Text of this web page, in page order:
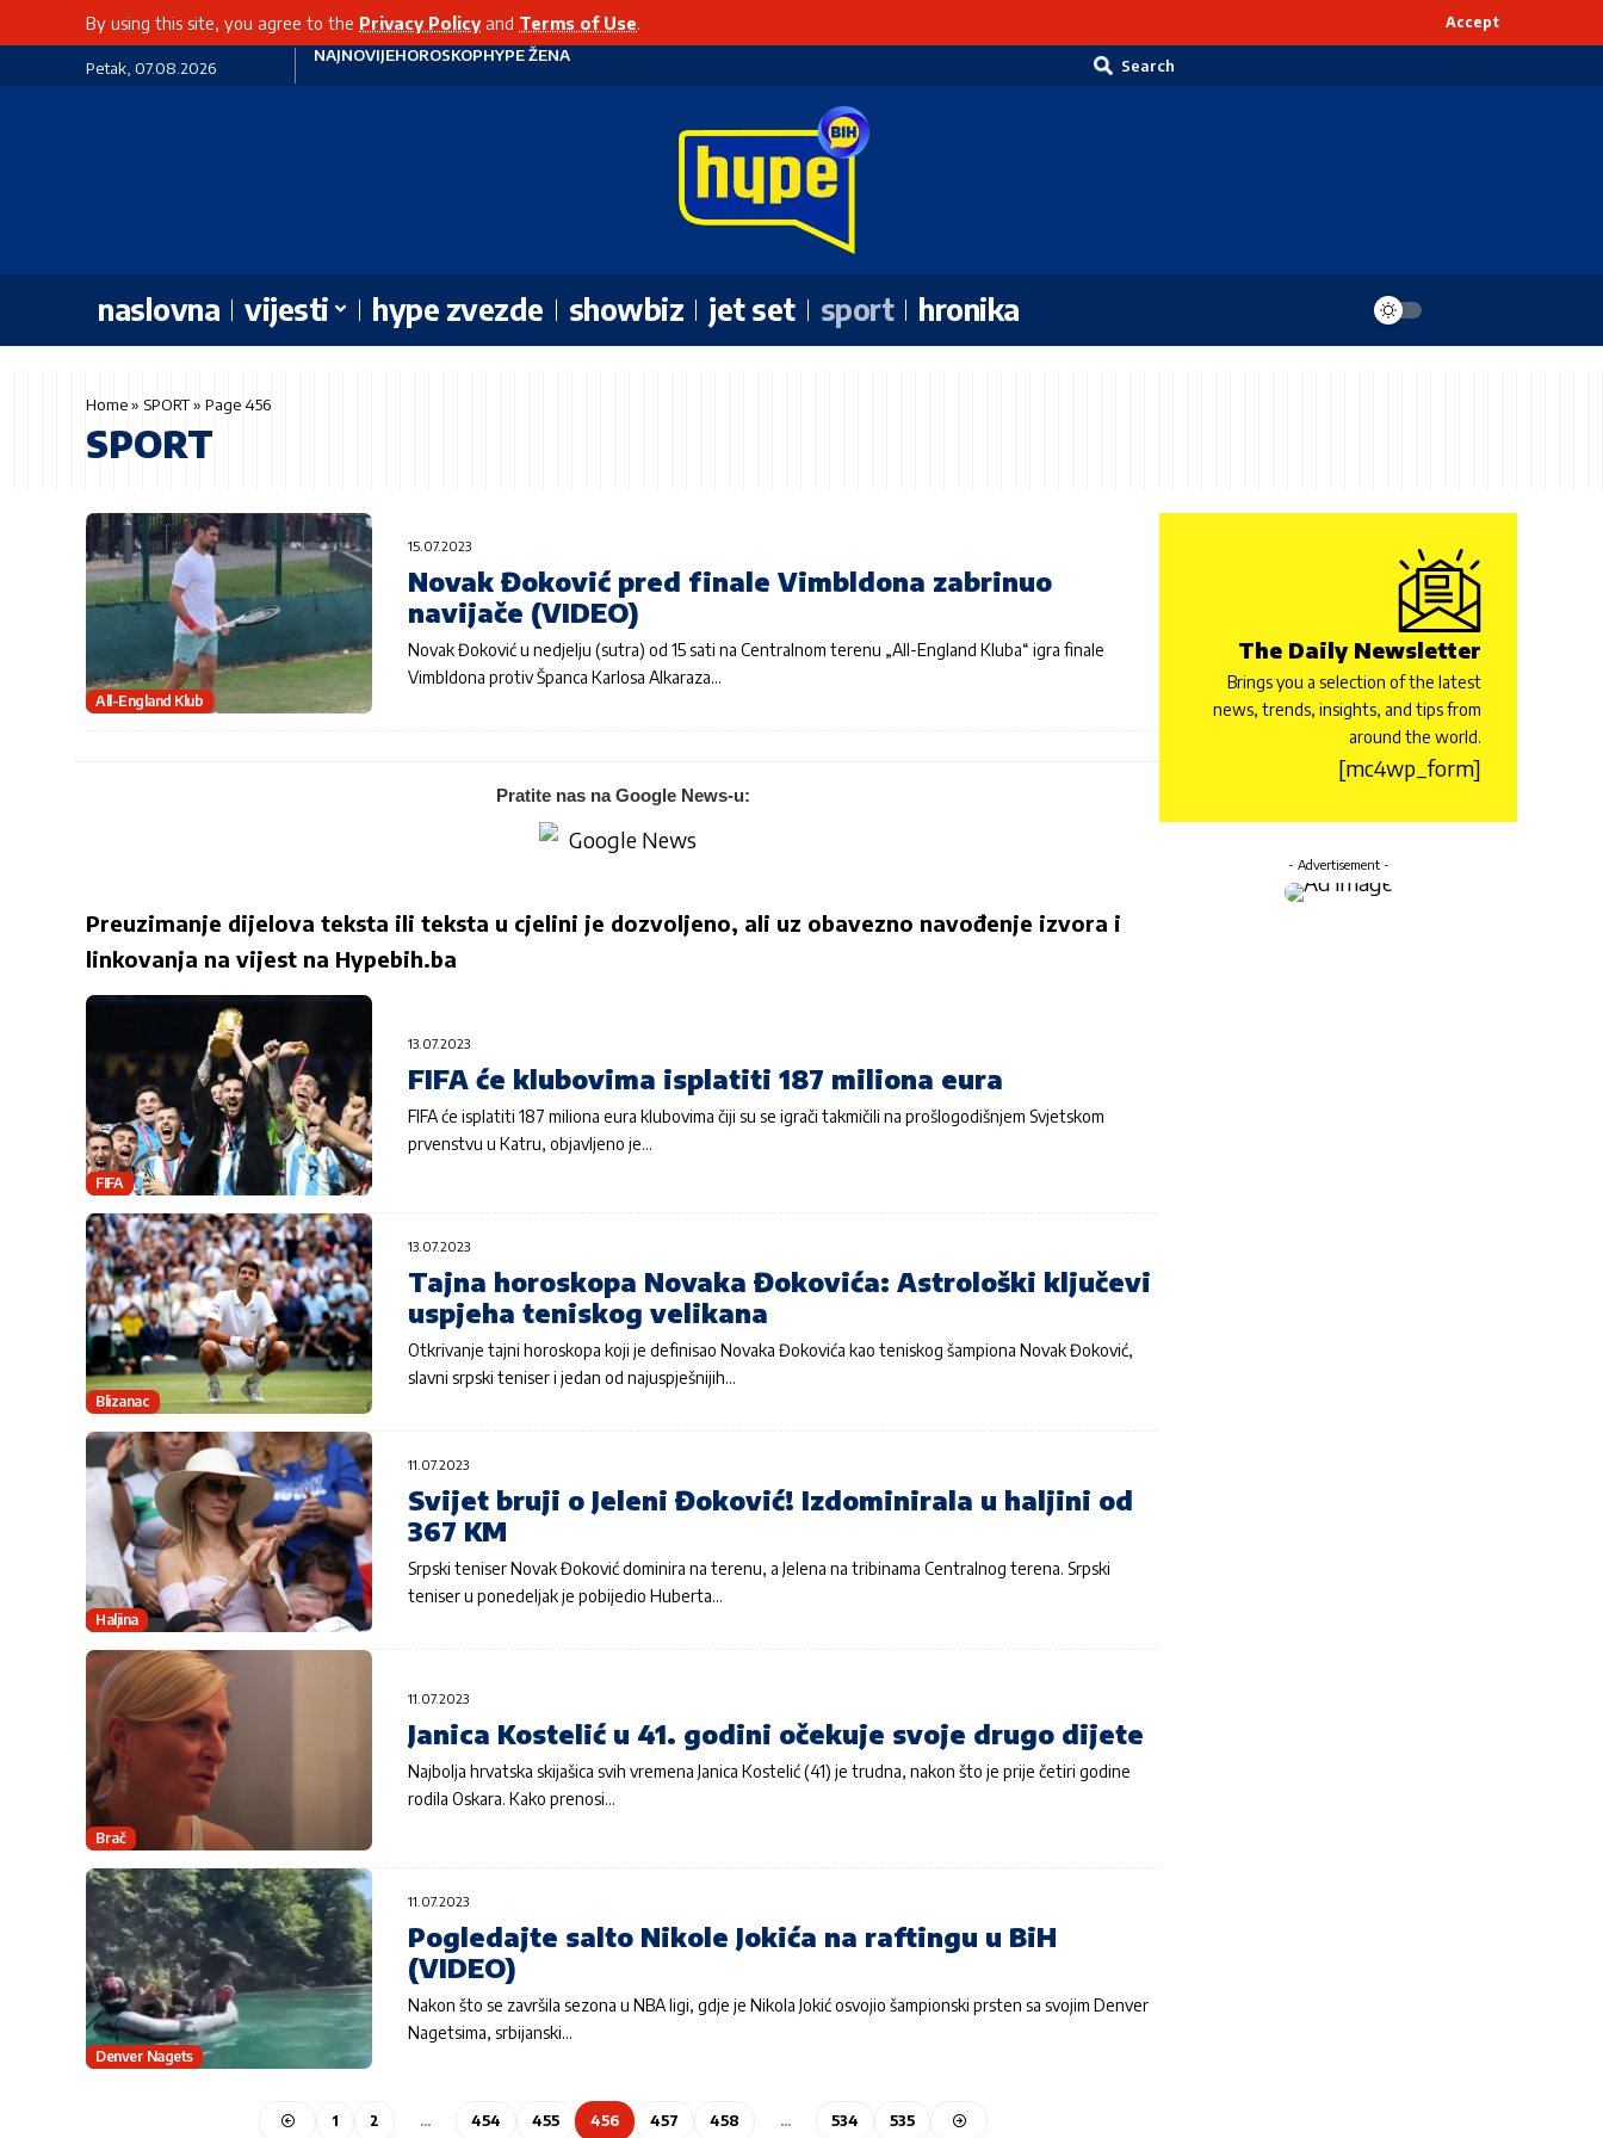
By using this site, you agree to the Privacy Policyand Terms of Use. Accept
Petak, 07.08.2026
NAJNOVIJEHOROSKOPHYPE ŽENA
Search
naslovna vijesti hype zvezde showbiz jet set sport hronika
Home» SPORT» Page 456
SPORT
All-England Klub
15.07.2023
Novak Đoković pred finale Vimbldona zabrinuo
navijače (VIDEO)
Novak Đoković u nedjelju (sutra) od 15 sati na Centralnom terenu „All-England Kluba“ igra finale
Vimbldona protiv Španca Karlosa Alkaraza…
Pratite nas na Google News-u:
Preuzimanje dijelova teksta ili teksta u cjelini je dozvoljeno, ali uz obavezno navođenje izvora i
linkovanja na vijest na Hypebih.ba
FIFA
13.07.2023
FIFA će klubovima isplatiti 187 miliona eura
FIFA će isplatiti 187 miliona eura klubovima čiji su se igrači takmičili na prošlogodišnjem Svjetskom
prvenstvu u Katru, objavljeno je…
Blizanac
13.07.2023
Tajna horoskopa Novaka Đokovića: Astrološki ključevi
uspjeha teniskog velikana
Otkrivanje tajni horoskopa koji je definisao Novaka Đokovića kao teniskog šampiona Novak Đoković,
slavni srpski teniser i jedan od najuspješnijih…
Haljina
11.07.2023
Svijet bruji o Jeleni Đoković! Izdominirala u haljini od
367 KM
Srpski teniser Novak Đoković dominira na terenu, a Jelena na tribinama Centralnog terena. Srpski
teniser u ponedeljak je pobijedio Huberta…
Brač
11.07.2023
Janica Kostelić u 41. godini očekuje svoje drugo dijete
Najbolja hrvatska skijašica svih vremena Janica Kostelić (41) je trudna, nakon što je prije četiri godine
rodila Oskara. Kako prenosi…
Denver Nagets
11.07.2023
Pogledajte salto Nikole Jokića na raftingu u BiH
(VIDEO)
Nakon što se završila sezona u NBA ligi, gdje je Nikola Jokić osvojio šampionski prsten sa svojim Denver
Nagetsima, srbijanski…
1 2 … 454 455 456 457 458 … 534 535
The Daily Newsletter
Brings you a selection of the latest
news, trends, insights, and tips from
around the world.
[mc4wp_form]
- Advertisement -